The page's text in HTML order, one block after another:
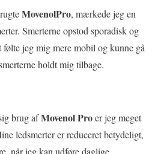
MovenolPro, mærkede jeg en
Smerterne opstod sporadisk og
jeg mig mere mobil og kunne gå
holdt mig tilbage.
brug afMovenol Proer jeg meget
ledsmerter er reduceret betydeligt,